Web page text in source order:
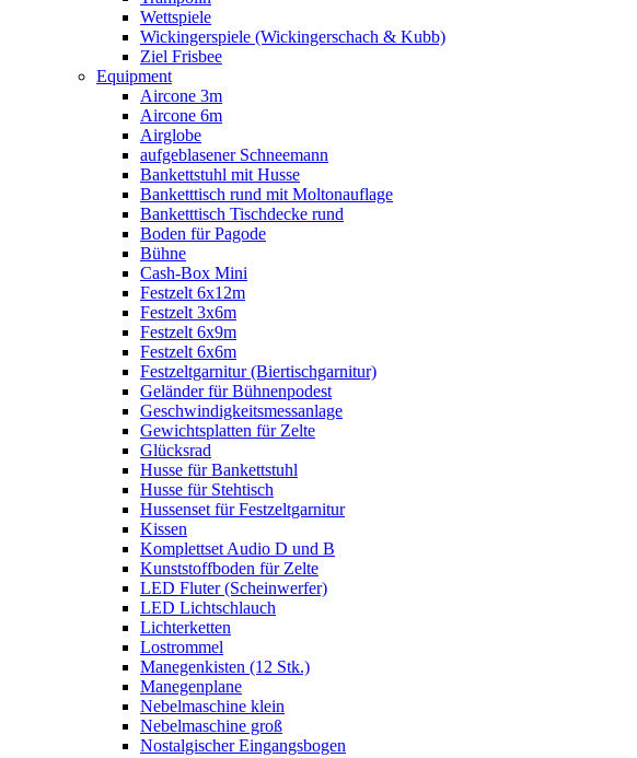
Wettspiele
Wickingerspiele (Wickingerschach & Kubb)
Ziel Frisbee
Equipment
Aircone 3m
Aircone 6m
Airglobe
aufgeblasener Schneemann
Bankettstuhl mit Husse
Banketttisch rund mit Moltonauflage
Banketttisch Tischdecke rund
Boden für Pagode
Bühne
Cash-Box Mini
Festzelt 6x12m
Festzelt 3x6m
Festzelt 6x9m
Festzelt 6x6m
Festzeltgarnitur (Biertischgarnitur)
Geländer für Bühnenpodest
Geschwindigkeitsmessanlage
Gewichtsplatten für Zelte
Glücksrad
Husse für Bankettstuhl
Husse für Stehtisch
Hussenset für Festzeltgarnitur
Kissen
Komplettset Audio D und B
Kunststoffboden für Zelte
LED Fluter (Scheinwerfer)
LED Lichtschlauch
Lichterketten
Lostrommel
Manegenkisten (12 Stk.)
Manegenplane
Nebelmaschine klein
Nebelmaschine groß
Nostalgischer Eingangsbogen